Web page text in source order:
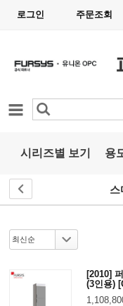
로그인 주문조회
카테고리
시리즈별 보기 용
스
[2010]
(3인용)